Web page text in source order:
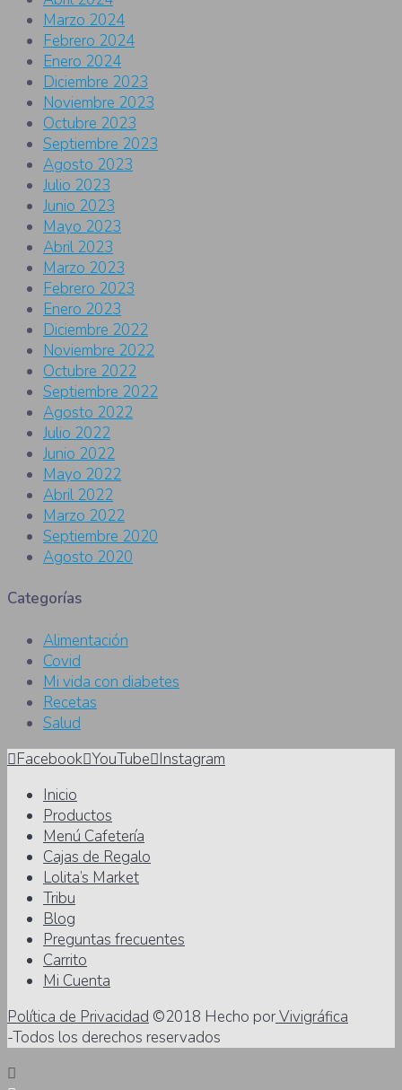
Marzo 2024
Febrero 2024
Enero 2024
Diciembre 2023
Noviembre 2023
Octubre 2023
Septiembre 2023
Agosto 2023
Julio 2023
Junio 2023
Mayo 2023
Abril 2023
Marzo 2023
Febrero 2023
Enero 2023
Diciembre 2022
Noviembre 2022
Octubre 2022
Septiembre 2022
Agosto 2022
Julio 2022
Junio 2022
Mayo 2022
Abril 2022
Marzo 2022
Septiembre 2020
Agosto 2020
Categorías
Alimentación
Covid
Mi vida con diabetes
Recetas
Salud
Facebook YouTube Instagram
Inicio
Productos
Menú Cafetería
Cajas de Regalo
Lolita’s Market
Tribu
Blog
Preguntas frecuentes
Carrito
Mi Cuenta
Política de Privacidad ©2018 Hecho porVivigráfica
-Todos los derechos reservados